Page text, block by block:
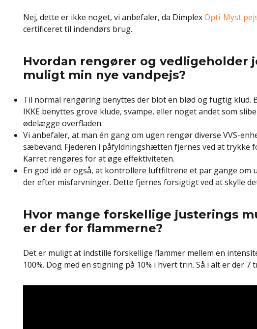
Nej, dette er ikke noget, vi anbefaler, da DimplexOpti-Myst
certificeret til indendørs brug.
Hvordan rengører og vedligeholder
muligt min nye vandpejs?
Til normal rengøring benyttes der blot en blød og fugtig klud.
IKKE benyttes grove klude, svampe, eller noget andet som
ødelægge overfladen.
Vi anbefaler, at man én gang om ugen rengør diverse VVS-
sæbevand. Fjederen i påfyldningshætten fjernes ved at trykke
Karret rengøres for at øge effektiviteten.
En god idé er også, at kontrollere luftfiltrene et par gange om
der efter misfarvninger. Dette fjernes forsigtigt ved at skylle
Hvor mange forskellige justerings
er der for flammerne?
Det er muligt at indstille forskellige flammer mellem en
100%. Dog med en stigning på 10% i hvert trin. Så i alt er der 7